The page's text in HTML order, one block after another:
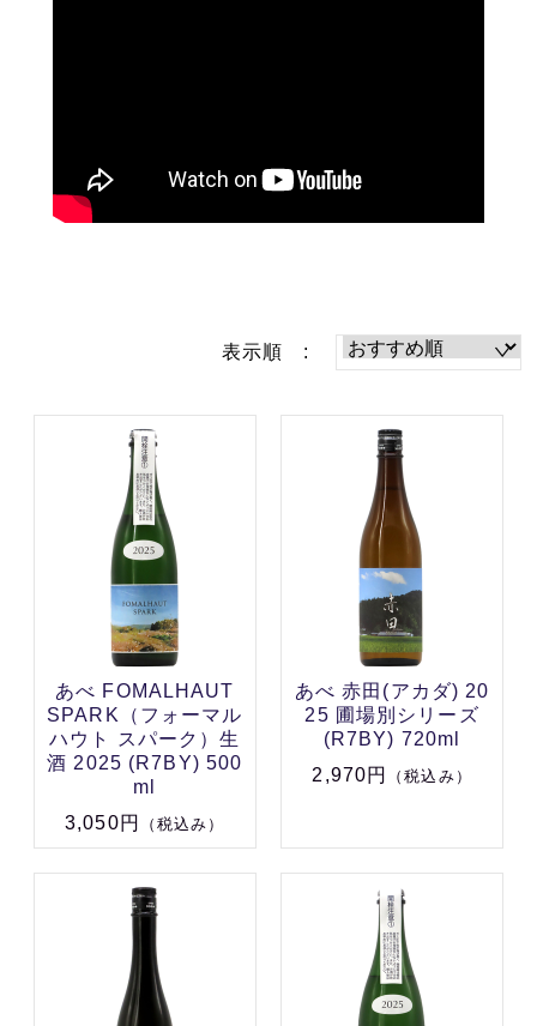
表示順 :
あべ FOMALHAUT
SPARK（フォーマル
ハウト スパーク）生
酒 2025 (R7BY) 500
ml
3,050円
（税込み）
あべ 赤田(アカダ) 20
25 圃場別シリーズ
(R7BY) 720ml
2,970円
（税込み）